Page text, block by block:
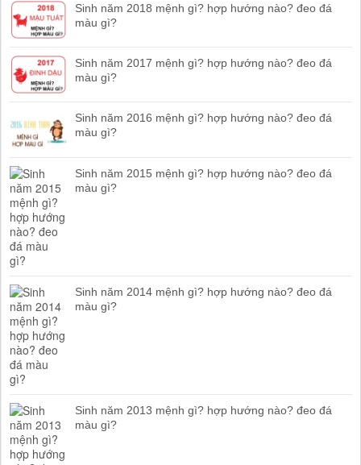
Sinh năm 2018 mệnh gì? hợp hướng nào? đeo đá
màu gì?
Sinh năm 2017 mệnh gì? hợp hướng nào? đeo đá
màu gì?
Sinh năm 2016 mệnh gì? hợp hướng nào? đeo đá
màu gì?
Sinh năm 2015 mệnh gì? hợp hướng nào? đeo đá
màu gì?
Sinh năm 2014 mệnh gì? hợp hướng nào? đeo đá
màu gì?
Sinh năm 2013 mệnh gì? hợp hướng nào? đeo đá
màu gì?